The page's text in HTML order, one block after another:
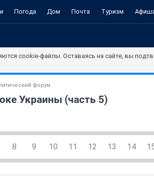
Погода Дом Почта Туризм
cookie-файлы. Оставаясь на сайте, вы
форум
Украины (часть 5)
8 9 10 11 12 13 14